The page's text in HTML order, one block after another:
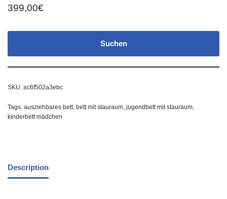
399,00€
Suchen
SKU: ac6f502a3ebc
Tags: ausziehbares bett, bett mit stauraum, jugendbett mit stauraum,
kinderbett mädchen
Description